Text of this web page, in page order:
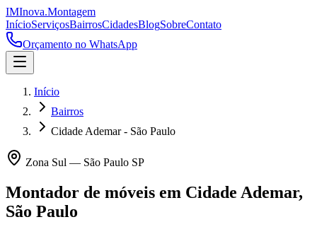
IMInova.Montagem
InícioServiçosBairrosCidadesBlogSobreContato
Orçamento no WhatsApp
Início
Bairros
Cidade Ademar - São Paulo
Zona Sul — São Paulo SP
Montador de móveis em Cidade Ademar,
São Paulo